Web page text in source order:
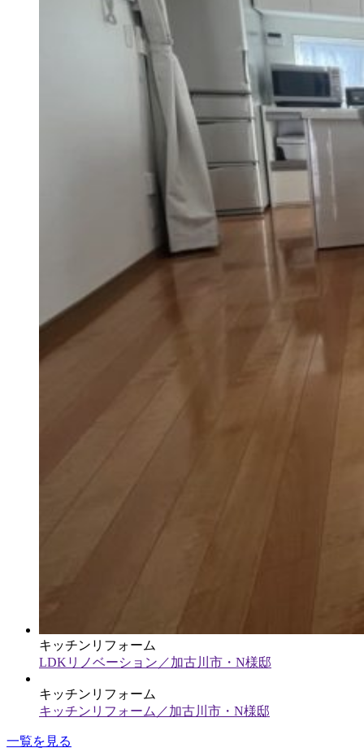
キッチンリフォーム
LDKリノベーション／加古川市・N様邸
キッチンリフォーム
キッチンリフォーム／加古川市・N様邸
一覧を見る